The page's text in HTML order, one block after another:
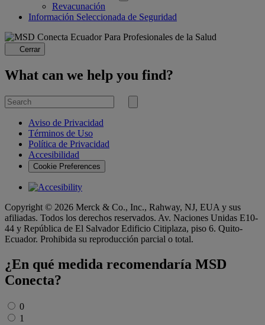
Revacunación
Información Seleccionada de Seguridad
Para Profesionales de la Salud
Cerrar
What can we help you find?
Search
for
Submit
Aviso de Privacidad
Términos de Uso
Política de Privacidad
Accesibilidad
Cookie Preferences
Copyright © 2026 Merck & Co., Inc., Rahway, NJ, EUA y sus
afiliadas. Todos los derechos reservados. Av. Naciones Unidas E10-
44 y República de El Salvador Edificio Citiplaza, piso 6. Quito-
Ecuador. Prohibida su reproducción parcial o total.
¿En qué medida recomendaría MSD
Conecta?
Untitled
0
1